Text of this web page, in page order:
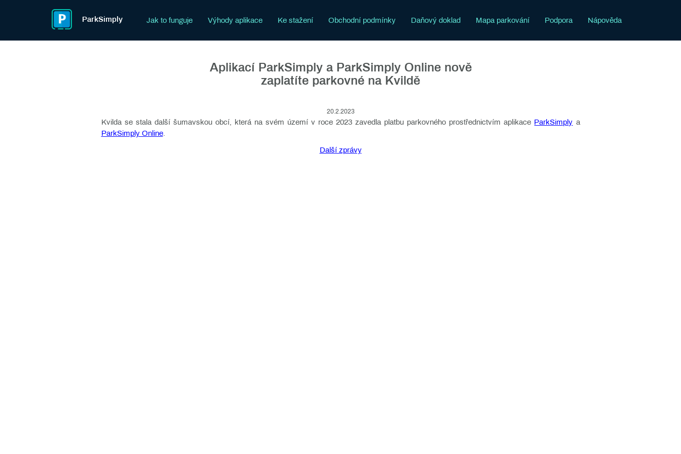
ParkSimply Jak to funguje Výhody aplikace Ke stažení Obchodní podmínky Daňový doklad Mapa parkování Podpora Nápověda
Aplikací ParkSimply a ParkSimply Online nově
zaplatíte parkovné na Kvildě
20.2.2023
Kvilda se stala další šumavskou obcí, která na svém území v roce 2023 zavedla platbu parkovného prostřednictvím aplikace ParkSimply a
ParkSimply Online.
Další zprávy